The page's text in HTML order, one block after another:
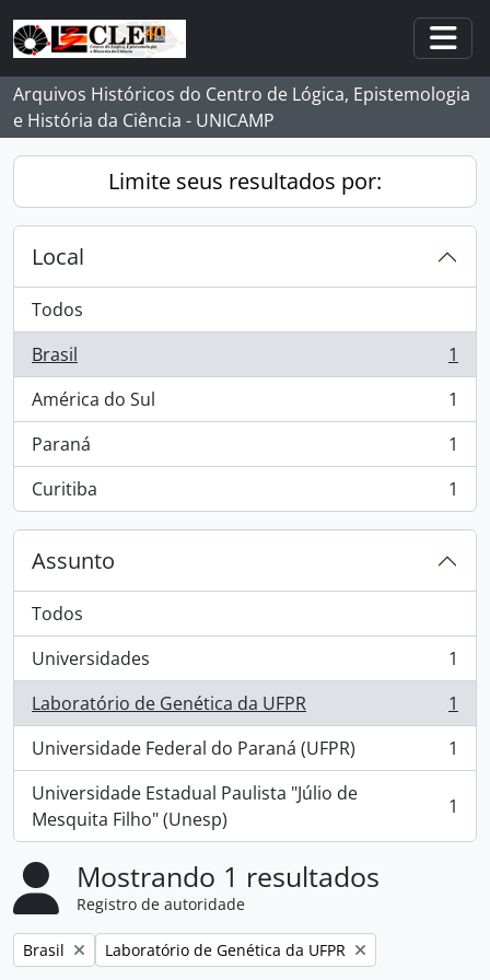
Skip to main content
Arquivos Históricos do Centro de Lógica, Epistemologia
e História da Ciência - UNICAMP
Limite seus resultados por:
Local
Todos
Brasil
, 1 resultados
1
América do Sul
, 1 resultados
1
Paraná
, 1 resultados
1
Curitiba
, 1 resultados 1
Assunto
Todos
Universidades
, 1 resultados
1
Laboratório de Genética da UFPR
, 1 resultados
1
Universidade Federal do Paraná (UFPR)
, 1 resultados
1
Universidade Estadual Paulista "Júlio de
Mesquita Filho" (Unesp)
, 1 resultados 1
Mostrando 1 resultados
Registro de autoridade
Remover filtro:
Brasil Remover filtro:
Laboratório de Genética da UFPR